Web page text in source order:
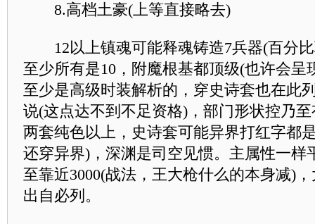
8.高档土豪(上等直接略去)
12以上镇魂可能释魂铸造7兵器(百分比
至少所有是10，附魔根基都顶级(也许会呈
至少是高级时装解析的，穿史诗套也在此
说(这点达不到不足资格)，部门形状控乃
两套纯色以上，史诗套可能异界打红字都
还穿异界)，深渊是司空见惯。主属性一样
至靠近3000(战法，王大枪什么的本身减)
出自必列。